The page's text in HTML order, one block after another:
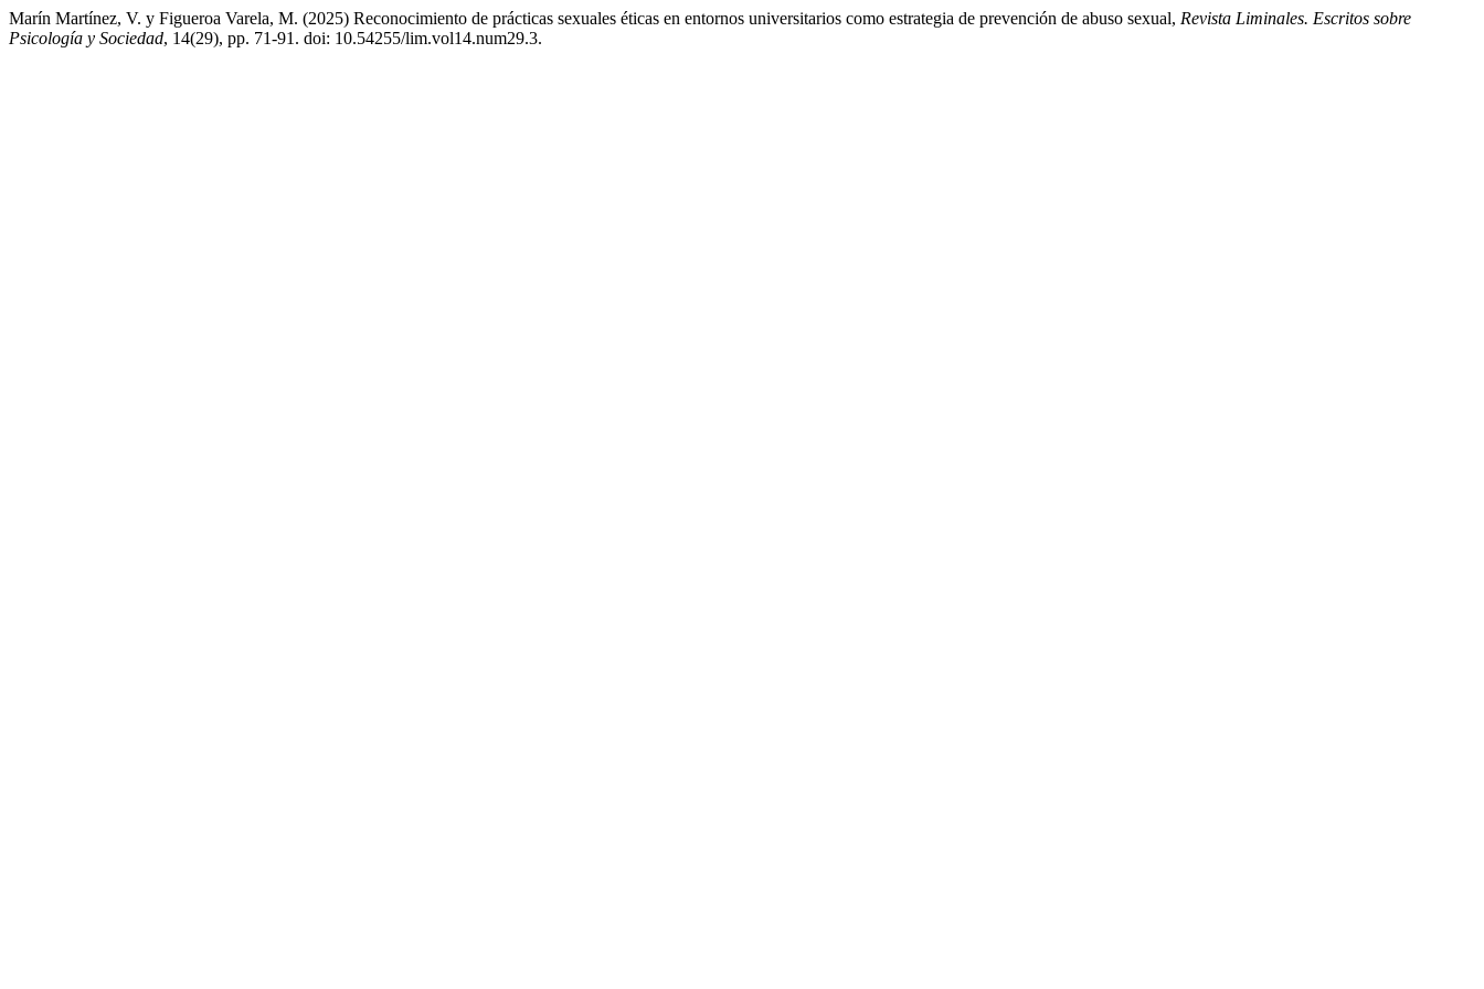
Marín Martínez, V. y Figueroa Varela, M. (2025) Reconocimiento de prácticas sexuales éticas en entornos universitarios como estrategia de prevención de abuso sexual, Revista Liminales. Escritos sobre
Psicología y Sociedad, 14(29), pp. 71-91. doi: 10.54255/lim.vol14.num29.3.